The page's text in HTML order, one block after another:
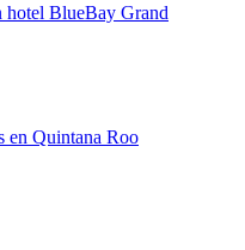
hotel BlueBay Grand
en Quintana Roo